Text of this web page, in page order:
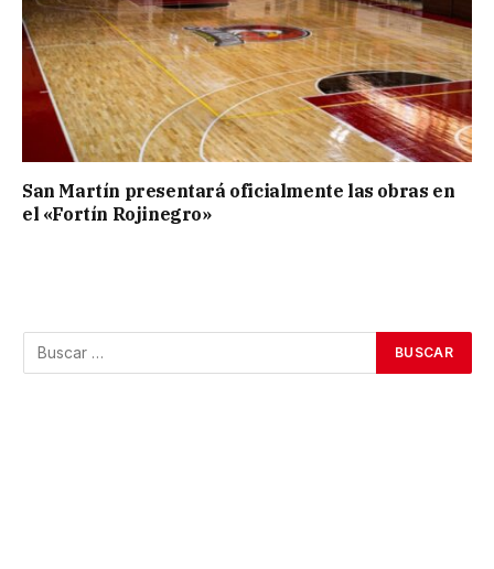
San Martín presentará oficialmente las obras en
el «Fortín Rojinegro»